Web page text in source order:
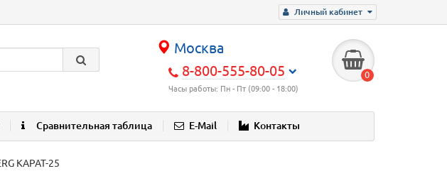
Личный кабинет
Москва
8-800-555-80-05
Часы работы: Пн - Пт (09:00 - 18:00)
0
Сравнительная таблица E-Mail Контакты
КАРАТ-25